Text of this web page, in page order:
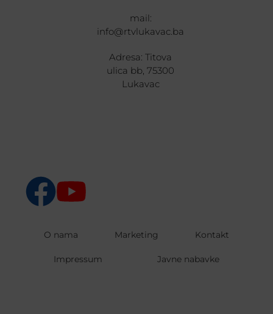
mail:
info@rtvlukavac.ba
Adresa: Titova
ulica bb, 75300
Lukavac
O nama Marketing Kontakt
Impressum Javne nabavke